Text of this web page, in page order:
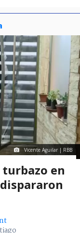
Vicente Aguilar | RBB
en